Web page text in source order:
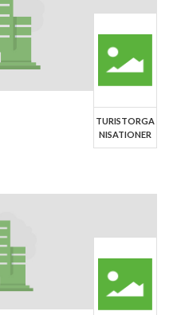
TURISTORGA
NISATIONER